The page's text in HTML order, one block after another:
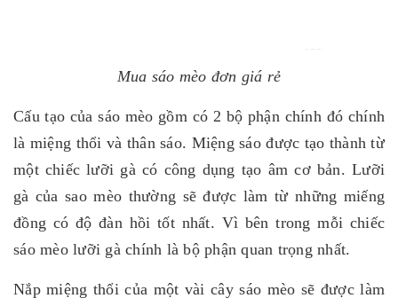
Mua sáo mèo đơn giá rẻ
Cấu tạo của sáo mèo gồm có 2 bộ phận chính đó chính
là miệng thổi và thân sáo. Miệng sáo được tạo thành từ
một chiếc lưỡi gà có công dụng tạo âm cơ bản. Lưỡi
gà của sao mèo thường sẽ được làm từ những miếng
đồng có độ đàn hồi tốt nhất. Vì bên trong mỗi chiếc
sáo mèo lưỡi gà chính là bộ phận quan trọng nhất.
Nắp miệng thổi của một vài cây sáo mèo sẽ được làm